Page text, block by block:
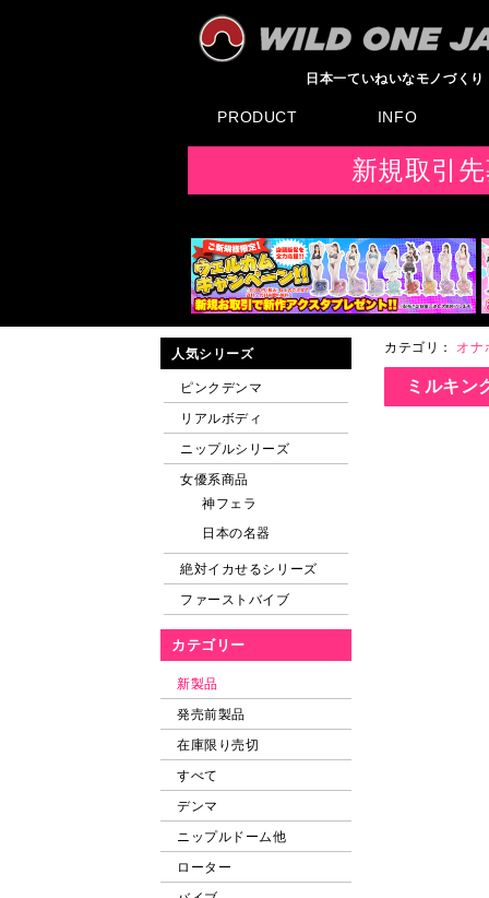
日本一ていねいなモノづくり
PRODUCT INFO
製品情報
お知らせ
イベント・展示会
メディア掲載
新規取引
人気シリーズ
ピンクデンマ
リアルボディ
ニップルシリーズ
女優系商品
神フェラ
日本の名器
絶対イカせるシリーズ
ファーストバイブ
カテゴリー
新製品
発売前製品
在庫限り売切
すべて
デンマ
ニップルドーム他
ローター
カテゴリ： オナ
ミルキン